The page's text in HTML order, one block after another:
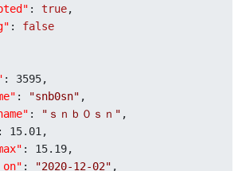
: true,
: false
: 3595,
: "snb0sn" ,
: "ｓｎｂ０ｓｎ" ,
: 15.01 ,
: 15.19,
: "2020-12-02" ,